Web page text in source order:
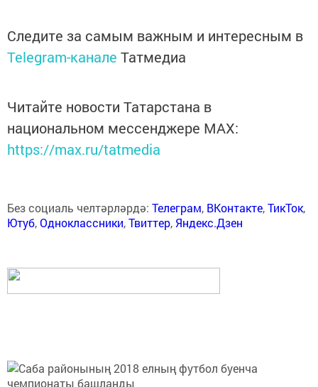
Следите за самым важным и интересным в
Telegram-канале Татмедиа
Читайте новости Татарстана в
национальном мессенджере MАХ:
https://max.ru/tatmedia
Без социаль челтәрләрдә: Телеграм, ВКонтакте,ТикТок,
Ютуб,Одноклассники,Твиттер, Яндекс.Дзен